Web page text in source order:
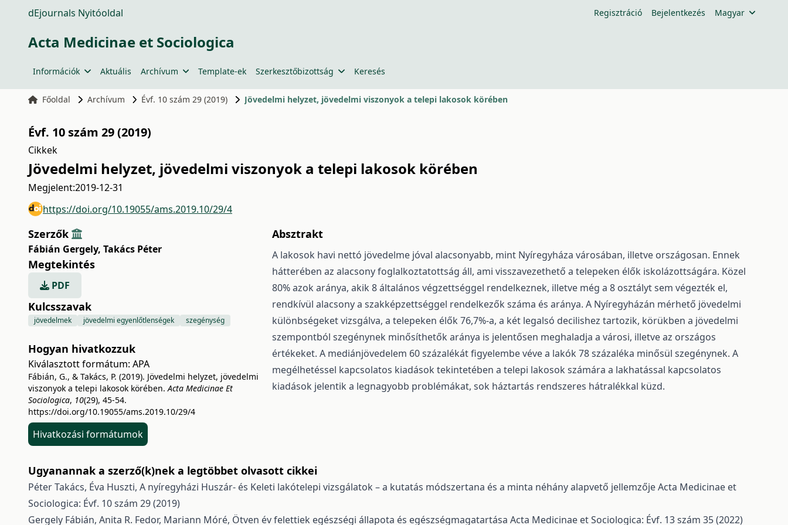
dEjournals Nyitóoldal Regisztráció Bejelentkezés Magyar
Acta Medicinae et Sociologica
Információk Aktuális Archívum Template-ek Szerkesztőbizottság Keresés
Főoldal Archívum Évf. 10 szám 29 (2019) Jövedelmi helyzet, jövedelmi viszonyok a telepi lakosok körében
Évf. 10 szám 29 (2019)
Cikkek
Jövedelmi helyzet, jövedelmi viszonyok a telepi lakosok körében
Megjelent:2019-12-31
https://doi.org/10.19055/ams.2019.10/29/4
Szerzők
Fábián Gergely, Takács Péter
Megtekintés
PDF
Kulcsszavak
jövedelmek jövedelmi egyenlőtlenségek szegénység
Hogyan hivatkozzuk
Kiválasztott formátum: APA
Fábián, G., & Takács, P. (2019). Jövedelmi helyzet, jövedelmi
viszonyok a telepi lakosok körében.Acta Medicinae Et
Sociologica, 10(29), 45-54.
https://doi.org/10.19055/ams.2019.10/29/4
Hivatkozási formátumok
Absztrakt
A lakosok havi nettó jövedelme jóval alacsonyabb, mint Nyíregyháza városában, illetve országosan. Ennek
hátterében az alacsony foglalkoztatottság áll, ami visszavezethető a telepeken élők iskolázottságára. Közel
80% azok aránya, akik 8 általános végzettséggel rendelkeznek, illetve még a 8 osztályt sem végezték el,
rendkívül alacsony a szakképzettséggel rendelkezők száma és aránya. A Nyíregyházán mérhető jövedelmi
különbségeket vizsgálva, a telepeken élők 76,7%-a, a két legalsó decilishez tartozik, körükben a jövedelmi
szempontból szegénynek minősíthetők aránya is jelentősen meghaladja a városi, illetve az országos
értékeket. A mediánjövedelem 60 százalékát figyelembe véve a lakók 78 százaléka minősül szegénynek. A
megélhetéssel kapcsolatos kiadások tekintetében a telepi lakosok számára a lakhatással kapcsolatos
kiadások jelentik a legnagyobb problémákat, sok háztartás rendszeres hátralékkal küzd.
Ugyanannak a szerző(k)nek a legtöbbet olvasott cikkei
Péter Takács, Éva Huszti, A nyíregyházi Huszár- és Keleti lakótelepi vizsgálatok – a kutatás módszertana és a minta néhány alapvető jellemzőjeActa Medicinae et
Sociologica: Évf. 10 szám 29 (2019)
Gergely Fábián, Anita R. Fedor, Mariann Móré, Ötven év felettiek egészségi állapota és egészségmagatartása Acta Medicinae et Sociologica: Évf. 13 szám 35 (2022)